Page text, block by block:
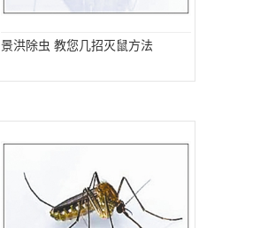
景洪除虫 教您几招灭鼠方法